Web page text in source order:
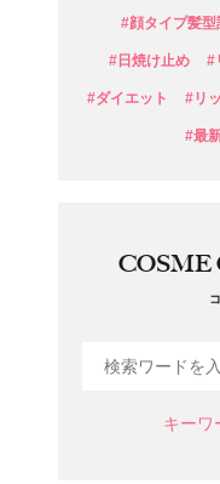
#顔タイプ髪型
#日焼け止め #
#ダイエット #リ
#最
キーワ